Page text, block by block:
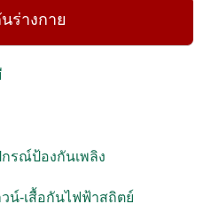
ร่างกาย
รณ์ป้องกันเพลิง
น์-เสื้อกันไฟฟ้าสถิตย์